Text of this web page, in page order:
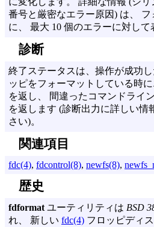
番号と厳密なエラー原因) は、
に、 最大 10 個のエラーに対して
診断
終了ステータスは、操作が成功
ッピをフォーマットしている時
を返し、 間違ったコマンドライ
を返します (診断出力に詳しい情
さい)。
関連項目
fdc(4), fdcontrol(8), newfs(8),
歴史
fdformat ユーティリティは BSD
れ、 新しい fdc(4) フロッピディ